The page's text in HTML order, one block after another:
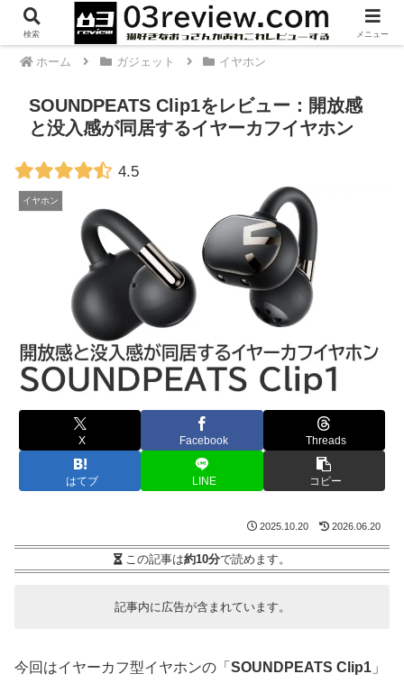
PR
ホーム ガジェット イヤホン
SOUNDPEATS Clip1をレビュー：開放感
と没入感が同居するイヤーカフイヤホン
4.5
イヤホン
X Facebook Threads
はてブ LINE コピー
2025.10.20 2026.06.20
この記事は約10分で読めます。
記事内に広告が含まれています。
今回はイヤーカフ型イヤホンの「 SOUNDPEATS Clip1 」
検索 メニュー